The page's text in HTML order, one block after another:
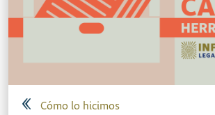
Cómo lo hicimos